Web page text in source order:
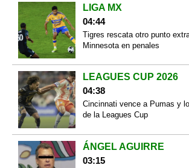
LIGA MX
04:44
Tigres rescata otro punto
Minnesota en penales
LEAGUES CUP 2026
04:38
Cincinnati vence a Pumas y
de la Leagues Cup
ÁNGEL AGUIRRE
03:15